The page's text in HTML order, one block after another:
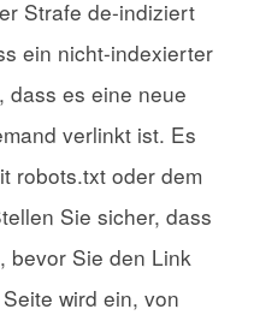
Strafe de-indiziert
ein nicht-indexierter
dass es eine neue
verlinkt ist. Es
robots.txt oder dem
Sie sicher, dass
bevor Sie den Link
wird ein, von